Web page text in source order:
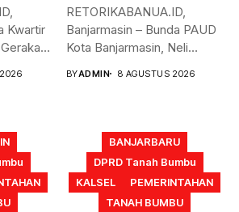
Kwartir
RETORIKABANUA.ID,
Banjarmasin – Bunda PAUD
Kota Banjarmasin, Neli
BYADMIN 8 AGUSTUS 2026
BANJARBARU
DPRD Tanah Bumbu
KALSEL
PEMERINTAHAN
TANAH BUMBU